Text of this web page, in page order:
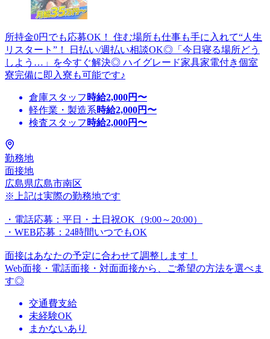
所持金0円でも応募OK！ 住む場所も仕事も手に入れて“人生
リスタート”！ 日払い/週払い相談OK◎「今日寝る場所どう
しよう…」を今すぐ解決◎ ハイグレード家具家電付き個室
寮完備に即入寮も可能です♪
倉庫スタッフ 時給2,000円〜
軽作業・製造系時給2,000円〜
検査スタッフ 時給2,000円〜
勤務地
面接地
広島県広島市南区
※上記は実際の勤務地です
・電話応募：平日・土日祝OK（9:00～20:00）
・WEB応募：24時間いつでもOK
面接はあなたの予定に合わせて調整します！
Web面接・電話面接・対面面接から、ご希望の方法を選べま
す◎
交通費支給
未経験OK
まかないあり